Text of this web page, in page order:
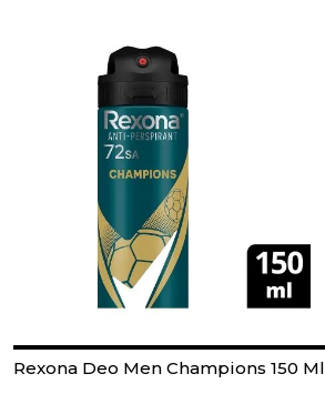
Rexona Deo Men Champions 150 Ml